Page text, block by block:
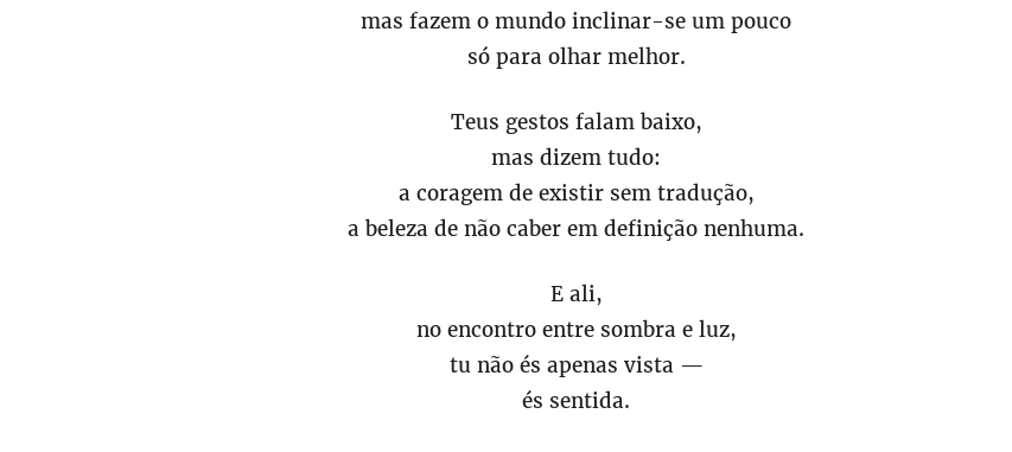
mas fazem o mundo inclinar-se um pouco
só para olhar melhor.
Teus gestos falam baixo,
mas dizem tudo:
a coragem de existir sem tradução,
a beleza de não caber em definição nenhuma.
E ali,
no encontro entre sombra e luz,
tu não és apenas vista —
és sentida.